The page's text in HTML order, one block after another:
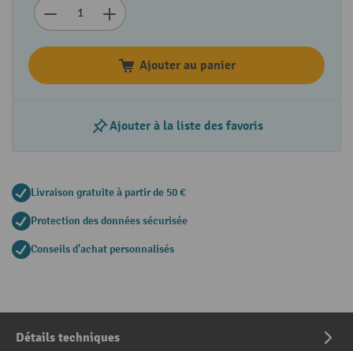
Ajouter au panier
Ajouter à la liste des favoris
Livraison gratuite à partir de 50 €
Protection des données sécurisée
Conseils d'achat personnalisés
Détails techniques